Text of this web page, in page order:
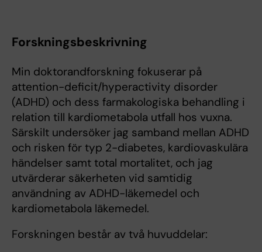
Forskningsbeskrivning
Min doktorandforskning fokuserar på
attention-deficit/hyperactivity disorder
(ADHD) och dess farmakologiska behandling i
relation till kardiometabola utfall hos vuxna.
Särskilt undersöker jag samband mellan ADHD
och risken för typ 2-diabetes, kardiovaskulära
händelser samt total mortalitet, och jag
utvärderar säkerheten vid samtidig
användning av ADHD-läkemedel och
kardiometabola läkemedel.
Forskningen består av två huvuddelar: